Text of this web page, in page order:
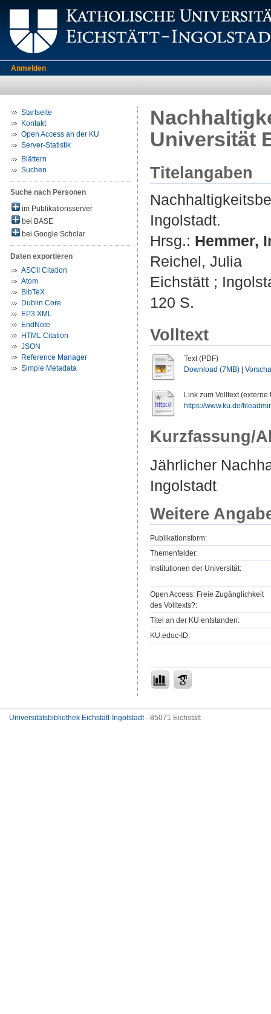
Anmelden
Startseite
Kontakt
Open Access an der KU
Server-Statistik
Blättern
Suchen
Suche nach Personen
im Publikationsserver
bei BASE
bei Google Scholar
Daten exportieren
ASCII Citation
Atom
BibTeX
Dublin Core
EP3 XML
EndNote
HTML Citation
JSON
Reference Manager
Simple Metadata
Universität
Titelangaben
Ingolstadt.
Hrsg.: Hemmer,
Reichel, Julia
Eichstätt ;
120 S.
Volltext
Text (PDF)
Download (7MB)
Link zum Volltext (externe
https://www.ku.de/
Kurzfassung/
Jährlicher
Ingolstadt
Weitere
Publikationsform:
Themenfelder:
Institutionen der Universität:
Open Access: Freie Zugänglichkeit
des Volltexts?:
Titel an der KU entstanden:
KU.edoc-ID:
Universitätsbibliothek Eichstätt-Ingolstadt- 85071 Eichstätt